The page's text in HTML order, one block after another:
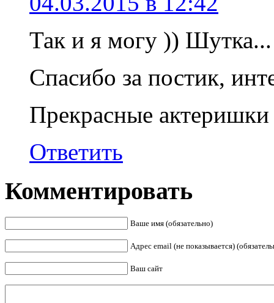
Так и я могу )) Шутка...
Спасибо за постик,
Прекрасные
Ответить
Комментировать
Ваше имя (обязательно)
Адрес email (не показывается)
Ваш сайт